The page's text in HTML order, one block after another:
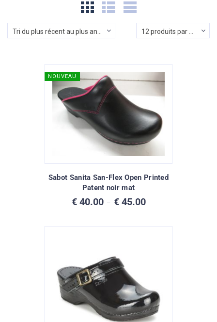
NOUVEAU
Sabot Sanita San-Flex Open Printed
Patent noir mat
€40.00 – €45.00Plage
€ 40.00